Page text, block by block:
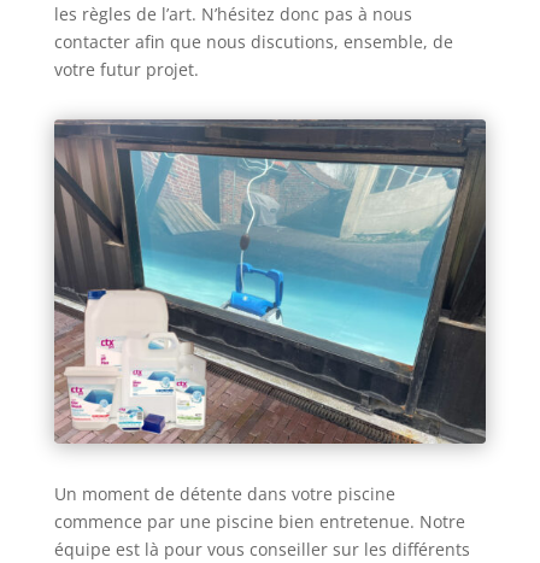
les règles de l’art. N’hésitez donc pas à nous
contacter afin que nous discutions, ensemble, de
votre futur projet.
Un moment de détente dans votre piscine
commence par une piscine bien entretenue. Notre
équipe est là pour vous conseiller sur les différents